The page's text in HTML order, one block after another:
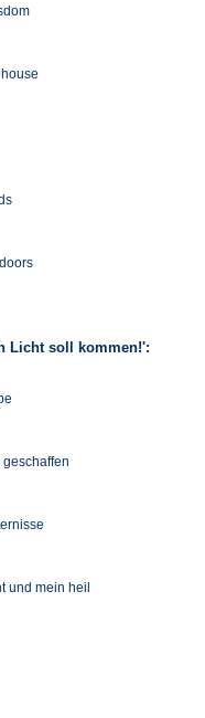
Licht soll kommen!':
und mein heil